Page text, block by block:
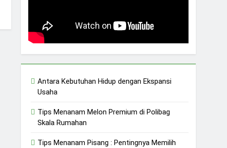
Antara Kebutuhan Hidup dengan Ekspansi
Usaha
Tips Menanam Melon Premium di Polibag
Skala Rumahan
Tips Menanam Pisang : Pentingnya Memilih